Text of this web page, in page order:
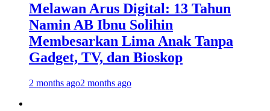
Melawan Arus Digital: 13 Tahun
Namin AB Ibnu Solihin
Membesarkan Lima Anak Tanpa
Gadget, TV, dan Bioskop
2 months ago2 months ago